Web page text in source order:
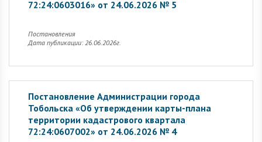
72:24:0603016» от 24.06.2026 № 5
Постановления
Дата публикации: 26.06.2026г.
Постановление Администрации города
Тобольска «Об утверждении карты-плана
территории кадастрового квартала
72:24:0607002» от 24.06.2026 № 4